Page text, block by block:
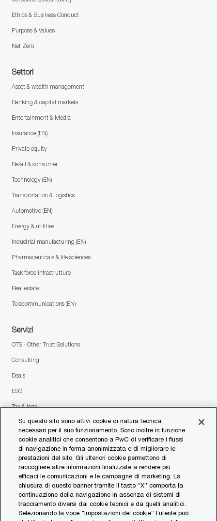
Ethics & Business Conduct
Purpose & Values
Net Zero
Settori
Asset & wealth management
Banking & capital markets
Entertainment & Media
Insurance (EN)
Private equity
Retail & consumer
Technology (EN)
Transportation & logistics
Automotive (EN)
Energy & utilities
Industrial manufacturing (EN)
Pharmaceuticals & life sciences
Task force infrastrutture
Real estate
Telecommunications (EN)
Servizi
OTS - Other Trust Solutions
Consulting
Deals
ESG
Tax & legal
follow
us
Separator
© 2023 PwC. All rights reserved.
Contattaci
I nostri uffici
Su questo sito sono attivi cookie di natura tecnica
necessari per il suo funzionamento. Sono inoltre in funzione
cookie analitici che consentono a PwC di verificare i flussi
di navigazione in forma anonimizzata e di migliorare le
prestazioni del sito. Gli ulteriori cookie permettono di
raccogliere altre informazioni finalizzate a rendere più
efficaci le comunicazioni e le campagne di marketing. La
chiusura di questo banner tramite il tasto “X” comporta la
continuazione della navigazione in assenza di sistemi di
tracciamento diversi dai cookie tecnici e da quelli analitici.
Selezionando la voce "Impostazioni dei cookie” l’utente può